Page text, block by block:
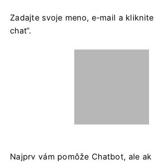
Zadajte svoje meno, e-mail a
chat“.
Najprv vám pomôže Chatbot, ale ak